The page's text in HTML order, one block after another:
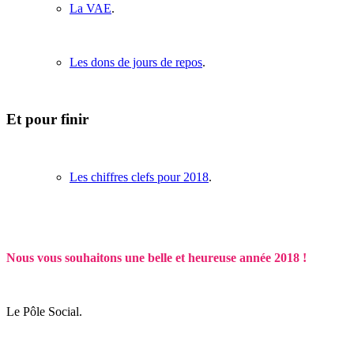
La VAE.
Les dons de jours de repos.
Et pour finir
Les chiffres clefs pour 2018.
Nous vous souhaitons une belle et heureuse année 2018 !
Le Pôle Social.